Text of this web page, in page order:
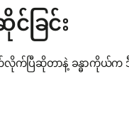
ခြင်း
လိုက်ပြီဆိုတာနဲ့ ခန္ဓာကို